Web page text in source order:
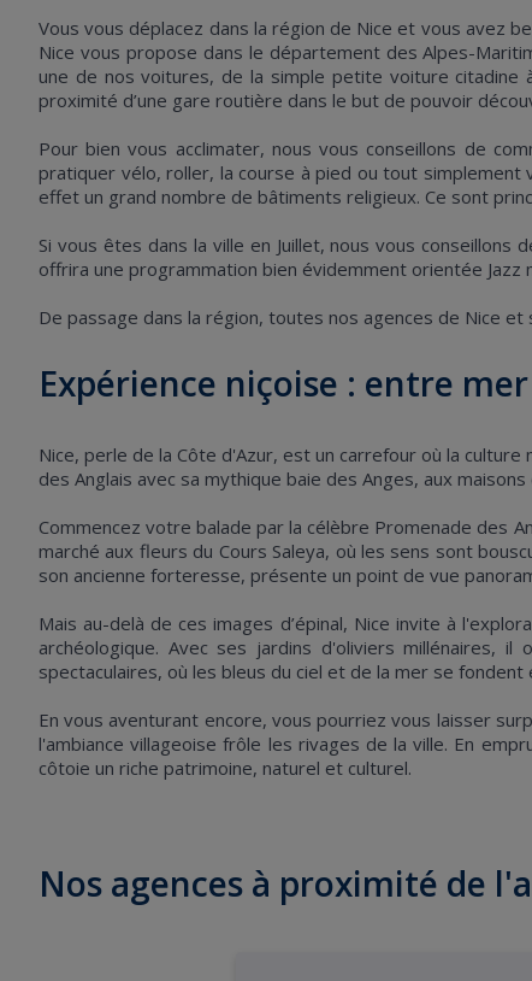
Vous vous déplacez dans la région de Nice et vous avez
Nice vous propose dans le département des Alpes-
une de nos voitures, de la simple petite voiture citadine
proximité d’une gare routière dans le but de pouvoir
Pour bien vous acclimater, nous vous conseillons de
pratiquer vélo, roller, la course à pied ou tout simplement
effet un grand nombre de bâtiments religieux. Ce sont
Si vous êtes dans la ville en Juillet, nous vous conseillons
offrira une programmation bien évidemment orientée Jazz
De passage dans la région, toutes nos agences de Nice
Expérience niçoise : entre
Nice, perle de la Côte d'Azur, est un carrefour où la
des Anglais avec sa mythique baie des Anges, aux
Commencez votre balade par la célèbre Promenade des
marché aux fleurs du Cours Saleya, où les sens sont
son ancienne forteresse, présente un point de vue
Mais au-delà de ces images d’épinal, Nice invite à
archéologique. Avec ses jardins d'oliviers millénaires,
spectaculaires, où les bleus du ciel et de la mer se fondent
En vous aventurant encore, vous pourriez vous laisser
l'ambiance villageoise frôle les rivages de la ville. En
côtoie un riche patrimoine, naturel et culturel.
Nos agences à proximité de